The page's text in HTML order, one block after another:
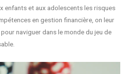
enfants et aux adolescents les risques
en gestion financière, on leur
naviguer dans le monde du jeu de